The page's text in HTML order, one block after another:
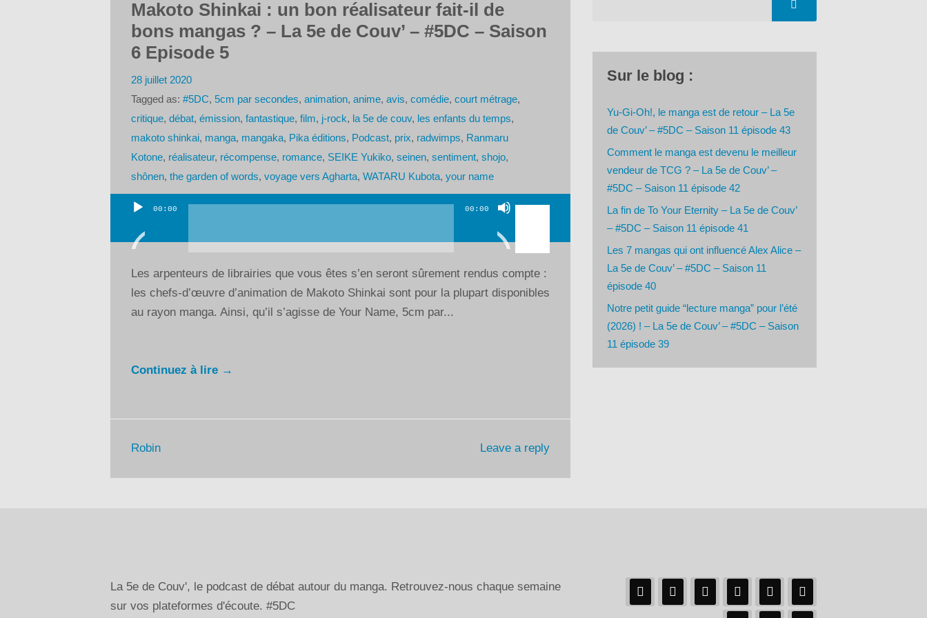
Makoto Shinkai : un bon réalisateur fait-il de
bons mangas ? – La 5e de Couv’ – #5DC – Saison
6 Episode 5
28 juillet 2020
Tagged as: #5DC, 5cm par secondes, animation, anime, avis, comédie, court métrage,
critique, débat, émission, fantastique, film, j-rock, la 5e de couv, les enfants du temps,
makoto shinkai, manga, mangaka, Pika éditions, Podcast, prix, radwimps, Ranmaru
Kotone, réalisateur, récompense, romance, SEIKE Yukiko, seinen, sentiment, shojo,
shônen, the garden of words, voyage vers Agharta, WATARU Kubota, your name
Lecteur
audio
00:00 00:00
Utilisez
flèches
pour
augmenter
Les arpenteurs de librairies que vous êtes s’en seront sûrement rendus compte :
les chefs-d’œuvre d’animation de Makoto Shinkai sont pour la plupart disponibles
au rayon manga. Ainsi, qu’il s’agisse de Your Name, 5cm par...
Continuez à lire →
Leave a reply
Robin
Sur le blog :
Yu-Gi-Oh!, le manga est de retour – La 5e
de Couv’ – #5DC – Saison 11 épisode 43
Comment le manga est devenu le meilleur
vendeur de TCG ? – La 5e de Couv’ –
#5DC – Saison 11 épisode 42
La fin de To Your Eternity – La 5e de Couv’
– #5DC – Saison 11 épisode 41
Les 7 mangas qui ont influencé Alex Alice –
La 5e de Couv’ – #5DC – Saison 11
épisode 40
Notre petit guide “lecture manga” pour l’été
(2026) ! – La 5e de Couv’ – #5DC – Saison
11 épisode 39
La 5e de Couv', le podcast de débat autour du manga. Retrouvez-nous chaque semaine
sur vos plateformes d'écoute. #5DC